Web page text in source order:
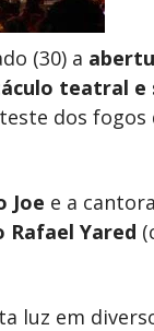
(30) a
teatral e
dos
Joe e a cantora
Yared
luz em